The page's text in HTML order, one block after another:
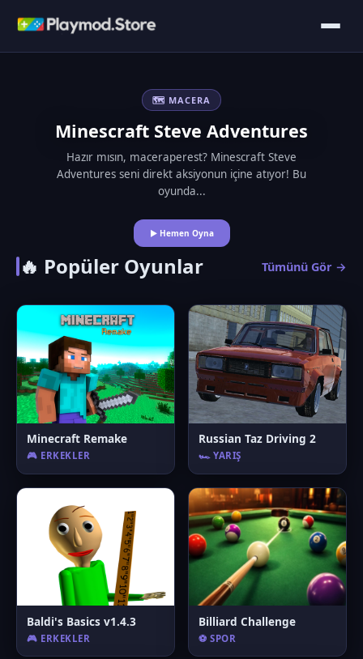
🗺️ MACERA
Minescraft Steve Adventures
Hazır mısın, maceraperest? Minescraft Steve
Adventures seni direkt aksiyonun içine atıyor! Bu
oyunda...
▶ Hemen Oyna
🔥 Popüler Oyunlar Tümünü Gör →
Minecraft Remake
🎮 ERKEKLER
Russian Taz Driving 2
🏎️ YARIŞ
Baldi's Basics v1.4.3
🎮 ERKEKLER
Billiard Challenge
⚽ SPOR